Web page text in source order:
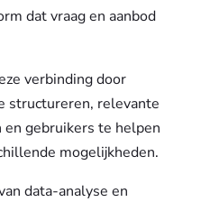
dat vraag en aanbod
verbinding door
structureren, relevante
gebruikers te helpen
mogelijkheden.
data-analyse en